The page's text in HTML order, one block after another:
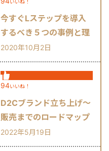
いいね！
今すぐLステップを導入
するべき５つの事例と理
由
2020年10月2日
94いいね！
D2Cブランド立ち上げ～
販売までのロードマップ
2022年5月19日